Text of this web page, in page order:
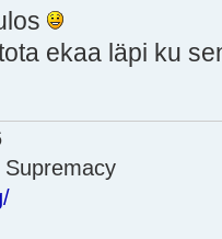
ekaa läpi ku